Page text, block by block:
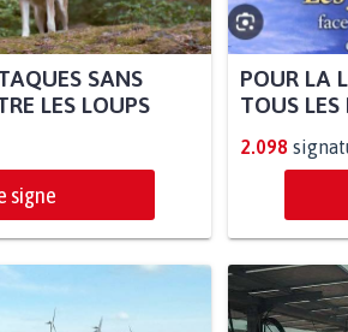
SANS
LES LOUPS
signe
POUR LA
TOUS LES
2.098